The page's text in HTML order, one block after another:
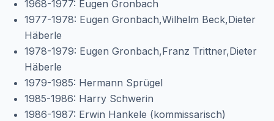
1968-1977: Eugen Gronbach
1977-1978: Eugen Gronbach,Wilhelm Beck,Dieter
Häberle
1978-1979: Eugen Gronbach,Franz Trittner,Dieter
Häberle
1979-1985: Hermann Sprügel
1985-1986: Harry Schwerin
1986-1987: Erwin Hankele (kommissarisch)